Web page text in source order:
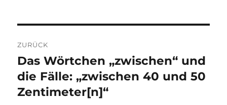
ZURÜCK
Vorheriger
Beitrag:
Das Wörtchen „zwischen“ und
die Fälle: „zwischen 40 und 50
Zentimeter[n]“